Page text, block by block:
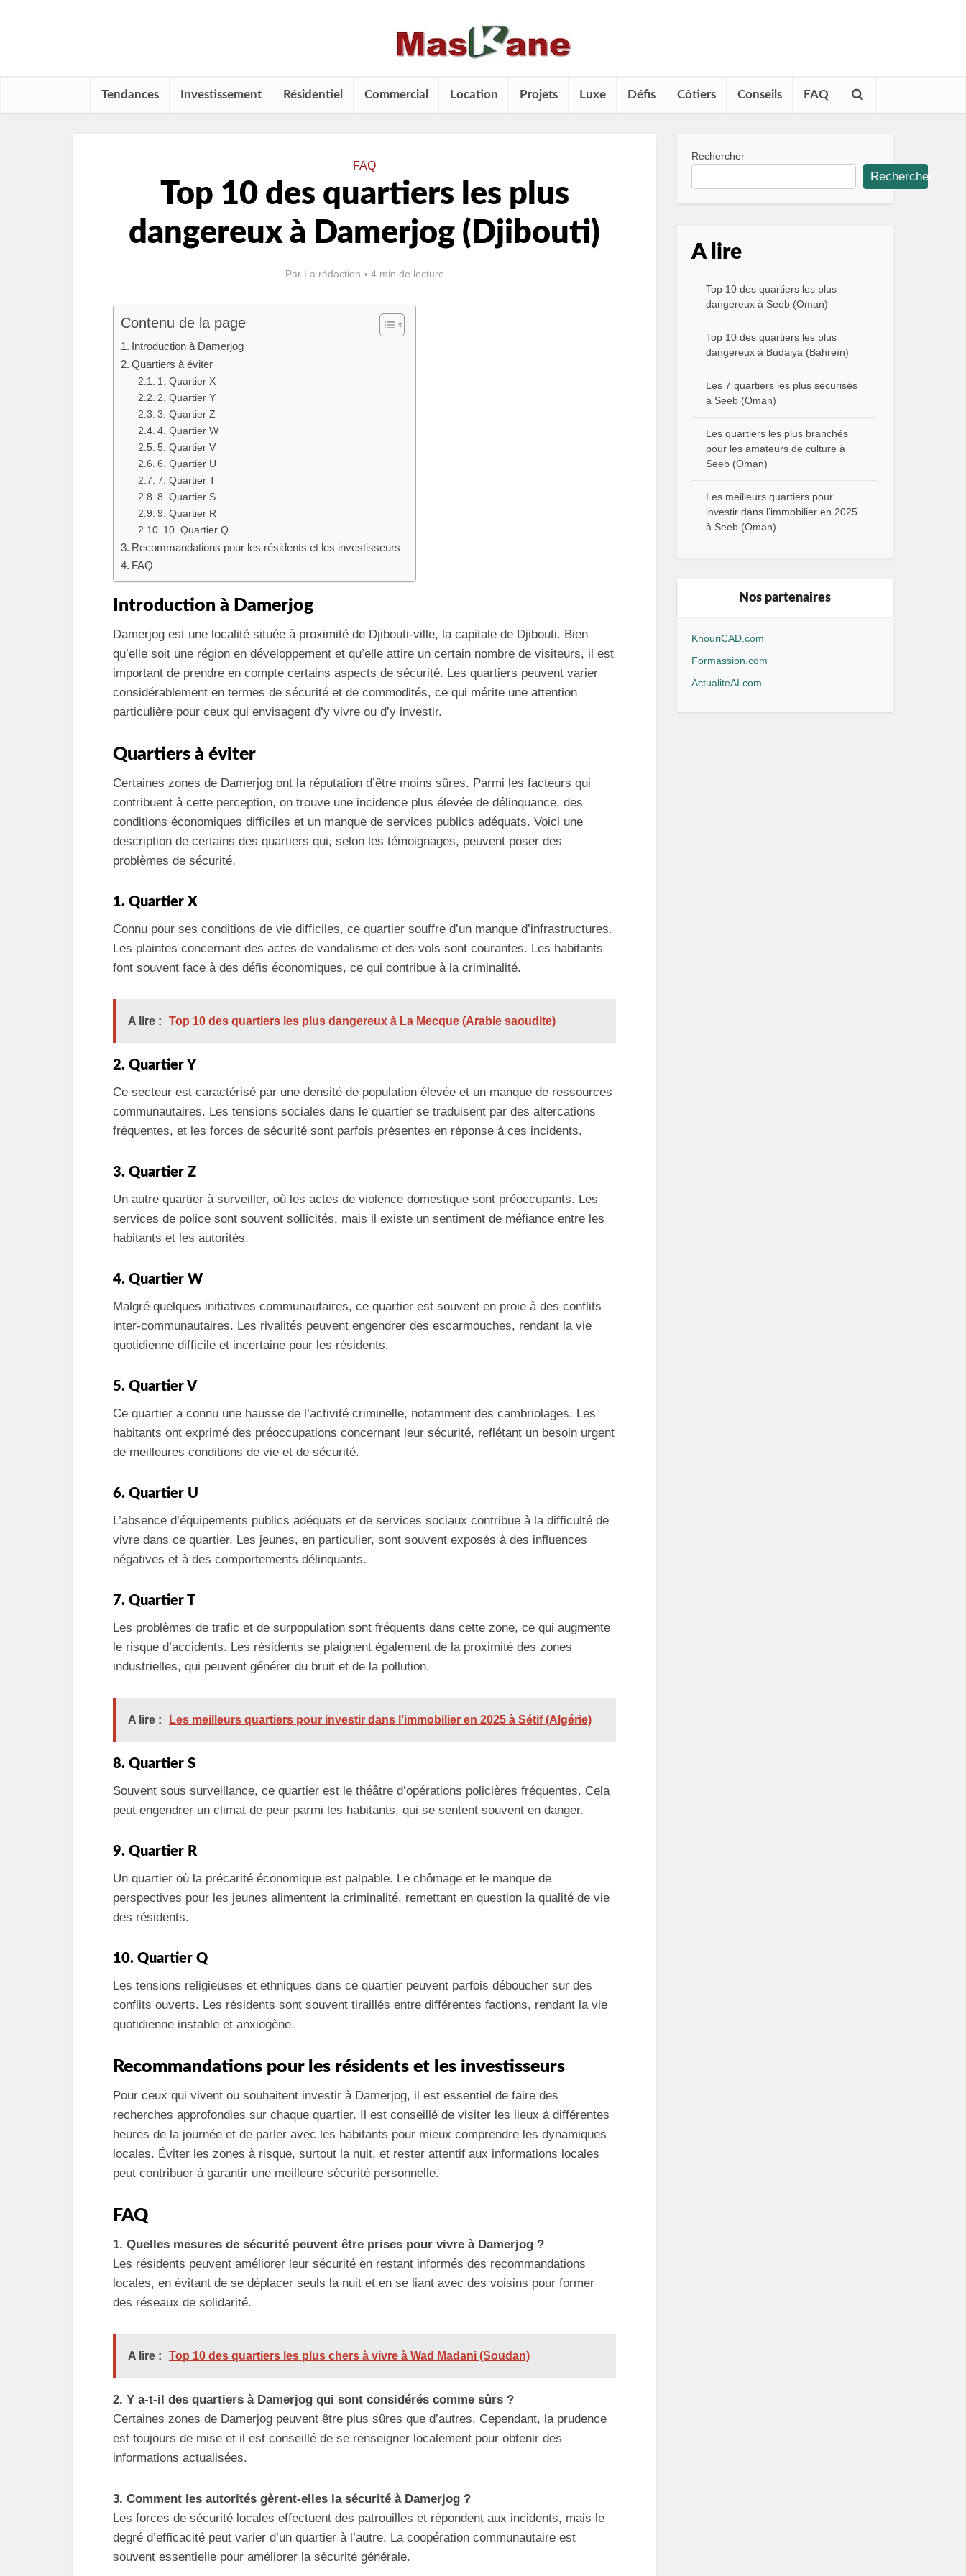
Tendances Investissement Résidentiel Commercial Location Projets Luxe Défis Côtiers Conseils FAQ
FAQ
Top 10 des quartiers les plus
dangereux à Damerjog (Djibouti)
Par La rédaction 4 min de lecture
Contenu de la page
Introduction à Damerjog
Quartiers à éviter
1. Quartier X
2. Quartier Y
3. Quartier Z
4. Quartier W
5. Quartier V
6. Quartier U
7. Quartier T
8. Quartier S
9. Quartier R
10. Quartier Q
Recommandations pour les résidents et les investisseurs
FAQ
Introduction à Damerjog
Damerjog est une localité située à proximité de Djibouti-ville, la capitale de Djibouti. Bien
qu’elle soit une région en développement et qu’elle attire un certain nombre de visiteurs, il est
important de prendre en compte certains aspects de sécurité. Les quartiers peuvent varier
considérablement en termes de sécurité et de commodités, ce qui mérite une attention
particulière pour ceux qui envisagent d’y vivre ou d’y investir.
Quartiers à éviter
Certaines zones de Damerjog ont la réputation d’être moins sûres. Parmi les facteurs qui
contribuent à cette perception, on trouve une incidence plus élevée de délinquance, des
conditions économiques difficiles et un manque de services publics adéquats. Voici une
description de certains des quartiers qui, selon les témoignages, peuvent poser des
problèmes de sécurité.
1. Quartier X
Connu pour ses conditions de vie difficiles, ce quartier souffre d’un manque d’infrastructures.
Les plaintes concernant des actes de vandalisme et des vols sont courantes. Les habitants
font souvent face à des défis économiques, ce qui contribue à la criminalité.
A lire : Top 10 des quartiers les plus dangereux à La Mecque (Arabie saoudite)
2. Quartier Y
Ce secteur est caractérisé par une densité de population élevée et un manque de ressources
communautaires. Les tensions sociales dans le quartier se traduisent par des altercations
fréquentes, et les forces de sécurité sont parfois présentes en réponse à ces incidents.
3. Quartier Z
Un autre quartier à surveiller, où les actes de violence domestique sont préoccupants. Les
services de police sont souvent sollicités, mais il existe un sentiment de méfiance entre les
habitants et les autorités.
4. Quartier W
Malgré quelques initiatives communautaires, ce quartier est souvent en proie à des conflits
inter-communautaires. Les rivalités peuvent engendrer des escarmouches, rendant la vie
quotidienne difficile et incertaine pour les résidents.
5. Quartier V
Ce quartier a connu une hausse de l’activité criminelle, notamment des cambriolages. Les
habitants ont exprimé des préoccupations concernant leur sécurité, reflétant un besoin urgent
de meilleures conditions de vie et de sécurité.
6. Quartier U
L’absence d’équipements publics adéquats et de services sociaux contribue à la difficulté de
vivre dans ce quartier. Les jeunes, en particulier, sont souvent exposés à des influences
négatives et à des comportements délinquants.
7. Quartier T
Les problèmes de trafic et de surpopulation sont fréquents dans cette zone, ce qui augmente
le risque d’accidents. Les résidents se plaignent également de la proximité des zones
industrielles, qui peuvent générer du bruit et de la pollution.
A lire : Les meilleurs quartiers pour investir dans l’immobilier en 2025 à Sétif (Algérie)
8. Quartier S
Souvent sous surveillance, ce quartier est le théâtre d’opérations policières fréquentes. Cela
peut engendrer un climat de peur parmi les habitants, qui se sentent souvent en danger.
9. Quartier R
Un quartier où la précarité économique est palpable. Le chômage et le manque de
perspectives pour les jeunes alimentent la criminalité, remettant en question la qualité de vie
des résidents.
10. Quartier Q
Les tensions religieuses et ethniques dans ce quartier peuvent parfois déboucher sur des
conflits ouverts. Les résidents sont souvent tiraillés entre différentes factions, rendant la vie
quotidienne instable et anxiogène.
Recommandations pour les résidents et les investisseurs
Pour ceux qui vivent ou souhaitent investir à Damerjog, il est essentiel de faire des
recherches approfondies sur chaque quartier. Il est conseillé de visiter les lieux à différentes
heures de la journée et de parler avec les habitants pour mieux comprendre les dynamiques
locales. Éviter les zones à risque, surtout la nuit, et rester attentif aux informations locales
peut contribuer à garantir une meilleure sécurité personnelle.
FAQ
1. Quelles mesures de sécurité peuvent être prises pour vivre à Damerjog ?
Les résidents peuvent améliorer leur sécurité en restant informés des recommandations
locales, en évitant de se déplacer seuls la nuit et en se liant avec des voisins pour former
des réseaux de solidarité.
A lire : Top 10 des quartiers les plus chers à vivre à Wad Madani (Soudan)
2. Y a-t-il des quartiers à Damerjog qui sont considérés comme sûrs ?
Certaines zones de Damerjog peuvent être plus sûres que d’autres. Cependant, la prudence
est toujours de mise et il est conseillé de se renseigner localement pour obtenir des
informations actualisées.
3. Comment les autorités gèrent-elles la sécurité à Damerjog ?
Les forces de sécurité locales effectuent des patrouilles et répondent aux incidents, mais le
degré d’efficacité peut varier d’un quartier à l’autre. La coopération communautaire est
souvent essentielle pour améliorer la sécurité générale.
Rechercher
Rechercher
A lire
Top 10 des quartiers les plus
dangereux à Seeb (Oman)
Top 10 des quartiers les plus
dangereux à Budaiya (Bahreïn)
Les 7 quartiers les plus sécurisés
à Seeb (Oman)
Les quartiers les plus branchés
pour les amateurs de culture à
Seeb (Oman)
Les meilleurs quartiers pour
investir dans l’immobilier en 2025
à Seeb (Oman)
Nos partenaires
KhouriCAD.com
Formassion.com
ActualiteAI.com